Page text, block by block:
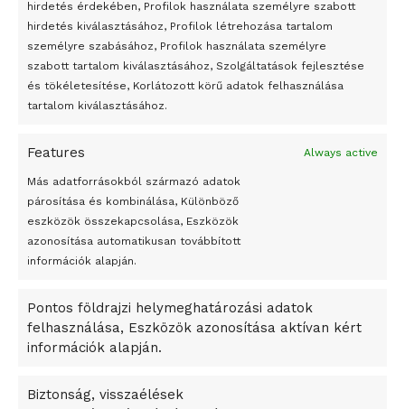
hirdetés érdekében, Profilok használata személyre szabott
hirdetés kiválasztásához, Profilok létrehozása tartalom
személyre szabásához, Profilok használata személyre
szabott tartalom kiválasztásához, Szolgáltatások fejlesztése
és tökéletesítése, Korlátozott körű adatok felhasználása
tartalom kiválasztásához.
Features Always active
Más adatforrásokból származó adatok
párosítása és kombinálása, Különböző
eszközök összekapcsolása, Eszközök
azonosítása automatikusan továbbított
információk alapján.
Pontos földrajzi helymeghatározási adatok
felhasználása, Eszközök azonosítása aktívan kért
információk alapján.
Biztonság, visszaélések
Egy vagyonért adták el Banksy művét miután elégették.
Az 1950-ben elhunyt alkotók művei szabadon
felhasználhatóvá válnak
Peking – A visegrádi országok zsidó kulturális örökségét
bemutató fotókiállítás nyílt
Megveszi az osztrák Wienerberger az amerikai Meridian
Bricket
A Startup Campus egyetemi programjainak legjobbjai az
A Ringo Starr új albummal jelentkezik
A Vajdasági Magyar Szövetség államtitkárait kinevezték
Dzsingisz kán hódító hadjárata okozta